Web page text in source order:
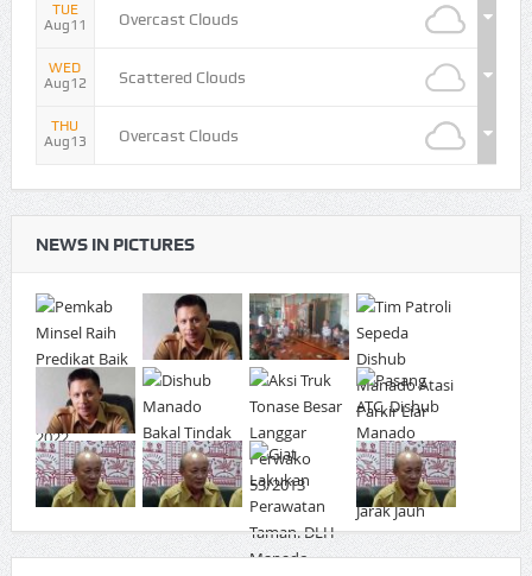
TUE
Aug11
Overcast Clouds
WED
Aug12
Scattered Clouds
THU
Aug13
Overcast Clouds
NEWS IN PICTURES